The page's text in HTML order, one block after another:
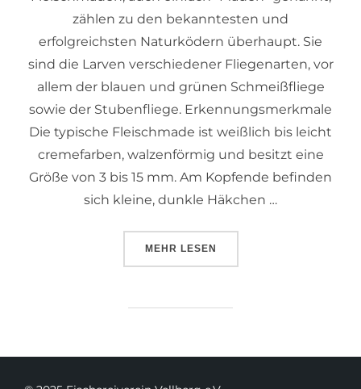
zählen zu den bekanntesten und
erfolgreichsten Naturködern überhaupt. Sie
sind die Larven verschiedener Fliegenarten, vor
allem der blauen und grünen Schmeißfliege
sowie der Stubenfliege. Erkennungsmerkmale
Die typische Fleischmade ist weißlich bis leicht
cremefarben, walzenförmig und besitzt eine
Größe von 3 bis 15 mm. Am Kopfende befinden
sich kleine, dunkle Häkchen …
MEHR LESEN